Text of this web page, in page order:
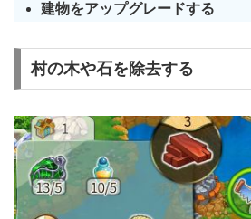
建物をアップグレードする
村の木や石を除去する